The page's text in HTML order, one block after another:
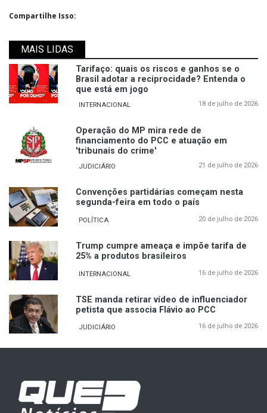
Compartilhe Isso:
MAIS LIDAS
Tarifaço: quais os riscos e ganhos se o
Brasil adotar a reciprocidade? Entenda o
que está em jogo
INTERNACIONAL 18 de julho de 2026
Operação do MP mira rede de
financiamento do PCC e atuação em
'tribunais do crime'
JUDICIÁRIO 21 de julho de 2026
Convenções partidárias começam nesta
segunda-feira em todo o país
POLÍTICA 20 de julho de 2026
Trump cumpre ameaça e impõe tarifa de
25% a produtos brasileiros
INTERNACIONAL 16 de julho de 2026
TSE manda retirar vídeo de influenciador
petista que associa Flávio ao PCC
JUDICIÁRIO 16 de julho de 2026